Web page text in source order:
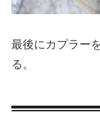
最後にカプラー
る。